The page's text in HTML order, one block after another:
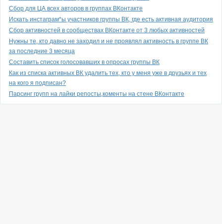
Сбор для ЦА всех авторов в группах ВКонтакте
Искать инстаграм*ы участников группы ВК, где есть активная аудитория
Сбор активностей в сообществах ВКонтакте от 3 любых активностей
Нужны те, кто давно не заходил и не проявлял активность в группе ВК
за последние 3 месяца
Составить список голосовавших в опросах группы ВК
Как из списка активных ВК удалить тех, кто у меня уже в друзьях и тех
на кого я подписан?
Парсинг групп на лайки репосты,коменты на стене ВКонтакте